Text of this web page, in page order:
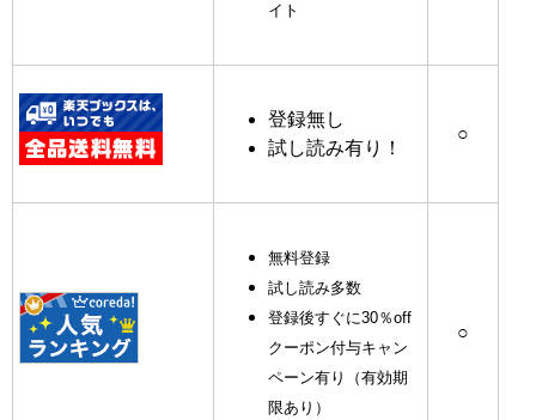
イト
登録無し
試し読み有り！
○
無料登録
試し読み多数
登録後すぐに30％off
クーポン付与キャン
ペーン有り（有効期
限あり）
○